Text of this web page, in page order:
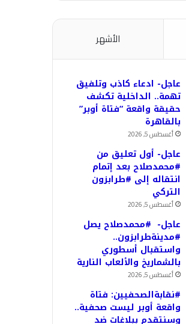
الأشهر
عاجل- ادعاء كاذب وتلفيق
تهمة.. الداخلية تكشف
حقيقة واقعة “فتاة أوبر”
بالقاهرة
أغسطس 5, 2026
عاجل- أول تعليق من
#محمدصلاح بعد إتمام
انتقاله إلى #طرابزون
التركي
أغسطس 5, 2026
عاجل- #محمدصلاح يصل
#مدينةطرابزون..
واستقبال أسطوري
بالشماريخ والألعاب النارية
أغسطس 5, 2026
#نقابةالصحفيين: فتاة
واقعة أوبر ليست صحفية..
وسنتقدم ببلاغات ضد